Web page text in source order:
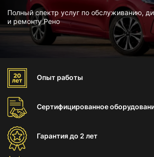
Полный спектр услуг по обслуживанию,
и ремонту Рено
Опыт работы
Сертифицированное
Гарантиядо 2 лет